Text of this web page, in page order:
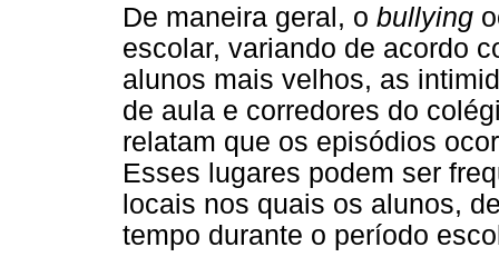
De maneira geral, o bullying
escolar, variando de acordo
alunos mais velhos, as
de aula e corredores do
relatam que os episódios
Esses lugares podem ser
locais nos quais os alunos,
tempo durante o período